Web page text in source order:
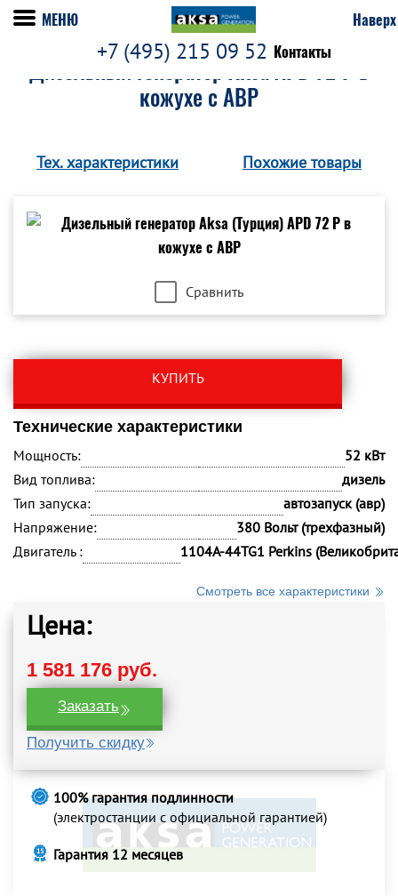
+7 (495) 215 09 52 Контакты
МЕНЮ Наверх
Дизельный генератор Aksa APD 72 P в
кожухе с АВР
Тех. характеристики Похожие товары
Сравнить
КУПИТЬ
Технические характеристики
Мощность:
52 кВт
Вид топлива:
дизель
Тип запуска:
автозапуск (авр)
Напряжение:
380 Вольт (трехфазный)
Двигатель :
1104A-44TG1 Perkins
Смотреть все характеристики
Цена:
1 581 176 руб.
Заказать
Получить скидку
100% гарантия подлинности
(электростанции с официальной гарантией)
Гарантия 12 месяцев